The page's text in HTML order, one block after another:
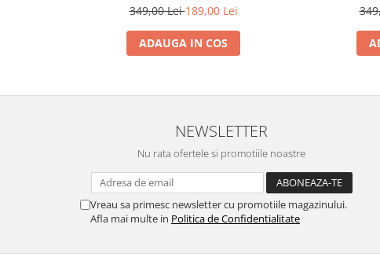
349,00 Lei189,00 Lei
ADAUGA IN COS
NEWSLETTER
Nu rata ofertele si promotiile noastre
Vreau sa primesc newsletter cu promotiile magazinului.
Afla mai multe in Politica de Confidentialitate